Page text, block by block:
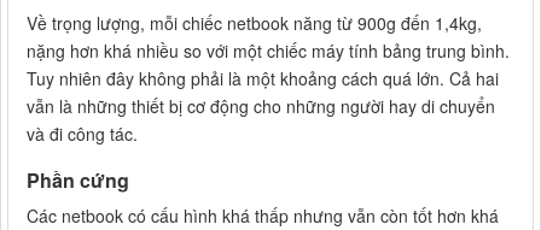
Về trọng lượng, mỗi chiếc netbook năng từ 900g đến 1,4kg,
nặng hơn khá nhiều so với một chiếc máy tính bảng trung bình.
Tuy nhiên đây không phải là một khoảng cách quá lớn. Cả hai
vẫn là những thiết bị cơ động cho những người hay di chuyển
và đi công tác.
Phần cứng
Các netbook có cấu hình khá thấp nhưng vẫn còn tốt hơn khá